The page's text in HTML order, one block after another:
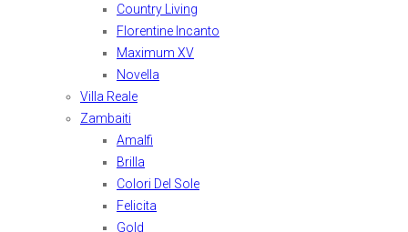
Country Living
Florentine Incanto
Maximum XV
Novella
Villa Reale
Zambaiti
Amalfi
Brilla
Colori Del Sole
Felicita
Gold